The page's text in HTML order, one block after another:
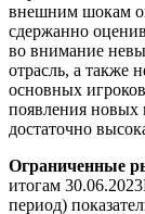
внешним шокам
сдержанно
во внимание
отрасль, а также
основных
появления новых
достаточно
Ограниченные
итогам
период)